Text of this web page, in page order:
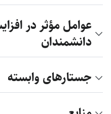
عوامل مؤثر در
دانشمندان
جستارهای وابسته